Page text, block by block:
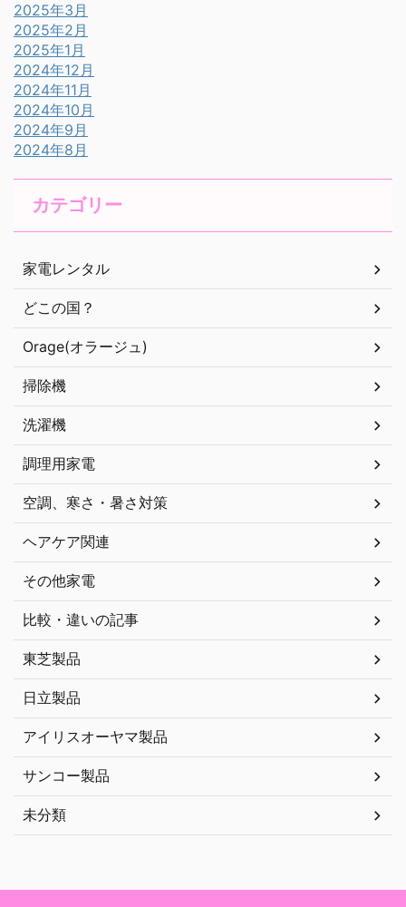
2025年3月
2025年2月
2025年1月
2024年12月
2024年11月
2024年10月
2024年9月
2024年8月
カテゴリー
家電レンタル
どこの国？
Orage(オラージュ)
掃除機
洗濯機
調理用家電
空調、寒さ・暑さ対策
ヘアケア関連
その他家電
比較・違いの記事
東芝製品
日立製品
アイリスオーヤマ製品
サンコー製品
未分類